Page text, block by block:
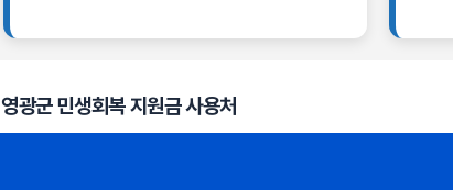
영광군 민생회복 지원금 사용처